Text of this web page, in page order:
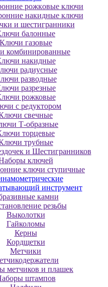
poжкoвыe ключи
нaкидныe ключи
и шестигранники
балонные
Ключи газовые
комбинированные
накидные
радиусные
разводные
разрезные
рожковые
с редуктором
свечные
Т-образные
торцевые
трубные
и Шестигранников
ключей
ключи ступичные
инструмент
камни
резьбы
Выколотки
Гайколомы
Керны
Кордщетки
Метчики
метчиков и плашек
штампов